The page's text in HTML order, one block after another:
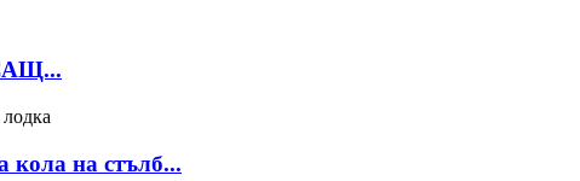
на стълб...